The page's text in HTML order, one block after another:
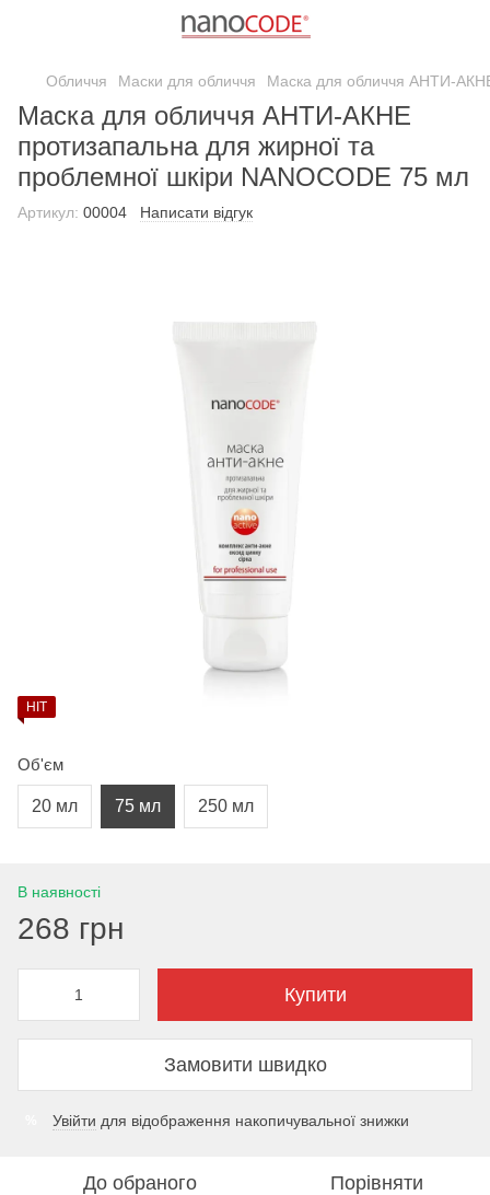
Обличчя Маски для обличчя Маска для обличчя АНТИ-
Маска для обличчя АНТИ-АКНЕ
протизапальна для жирної та
проблемної шкіри NANOCODE 75 мл
Артикул: 00004 Написати відгук
HIT
Об'єм
20 мл 75 мл 250 мл
В наявності
268 грн
Купити
Замовити швидко
Увійти для відображення накопичувальної знижки
До обраного Порівняти